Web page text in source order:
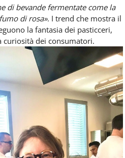
di bevande fermentate come la
di rosa». I trend che mostra il
la fantasia dei pasticceri,
curiosità dei consumatori.